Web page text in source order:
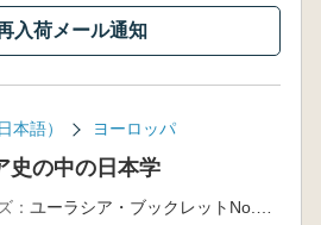
入荷メール通知
本語） ヨーロッパ
史の中の日本学
：